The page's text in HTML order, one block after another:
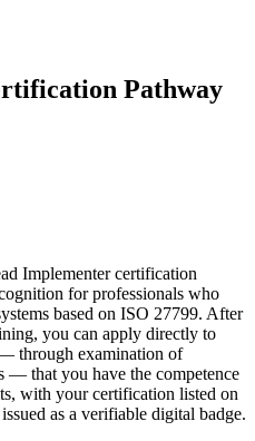
Pathway
Implementer certification
for professionals who
based on ISO 27799. After
you can apply directly to
through examination of
— that you have the competence
with your certification listed on
as a verifiable digital badge.